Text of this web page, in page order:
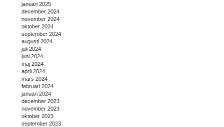
januari 2025
december 2024
november 2024
oktober 2024
september 2024
augusti 2024
juli 2024
juni 2024
maj 2024
april 2024
mars 2024
februari 2024
januari 2024
december 2023
november 2023
oktober 2023
september 2023